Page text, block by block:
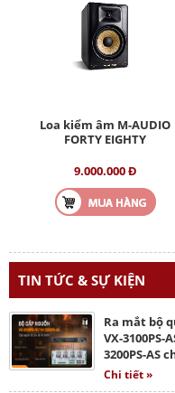
Loa kiểm âm M-AUDIO
FORTY EIGHTY
9.000.000 Đ
TIN TỨC & SỰ KIỆN
Ra mắt bộ
VX-3100PS-
3200PS-AS
Chi tiết »